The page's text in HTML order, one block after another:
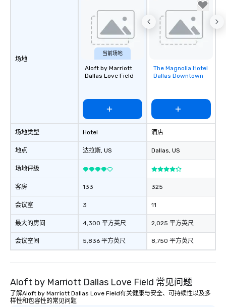
场地
场地类型
地点
场地评级
客房
会议室
最大的房间
会议空间
当前场地
Aloft by Marriott
Dallas Love Field
Hotel
达拉斯, US
133
3
4,300 平方英尺
5,836 平方英尺
Removed from
favorites
The Magnolia Hotel
Dallas Downtown
酒店
Dallas, US
325
11
2,025 平方英尺
8,750 平方英尺
Aloft by Marriott Dallas Love Field 常见问题
了解Aloft by Marriott Dallas Love Field有关健康与安全、可持续性以及多
样性和包容性的常见问题